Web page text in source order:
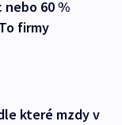
60 %
firmy
které mzdy v